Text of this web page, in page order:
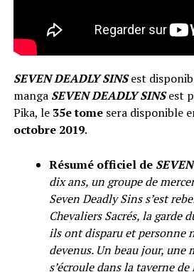
SEVEN DEADLY SINSest
manga SEVEN DEADLY SINSest
Pika, le 35e tomesera disponible
octobre 2019.
Résumé officiel de
dix ans, un groupe de
Seven Deadly Sins s’est
Chevaliers Sacrés, la garde
ils ont disparu et personne
devenus. Un beau jour, une
s’écroule dans la taverne